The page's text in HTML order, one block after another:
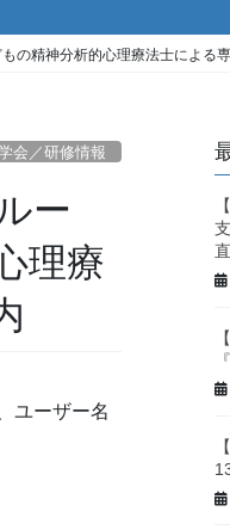
の精神分析的心理療法士による
会／研修情報
ー
理療
ユーザー名